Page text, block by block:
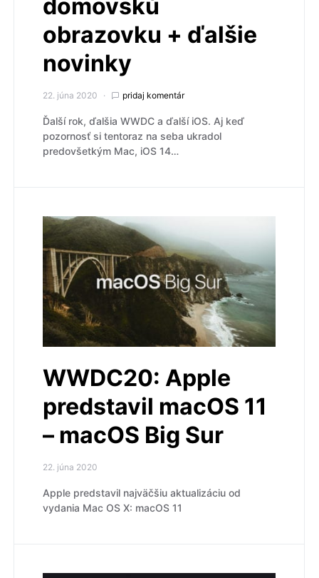
domovskú
obrazovku + ďalšie
novinky
22. júna 2020 pridaj komentár
Ďalší rok, ďalšia WWDC a ďalší iOS. Aj keď
pozornosť si tentoraz na seba ukradol
predovšetkým Mac, iOS 14…
WWDC20: Apple
predstavil macOS 11
– macOS Big Sur
22. júna 2020
Apple predstavil najväčšiu aktualizáciu od
vydania Mac OS X: macOS 11